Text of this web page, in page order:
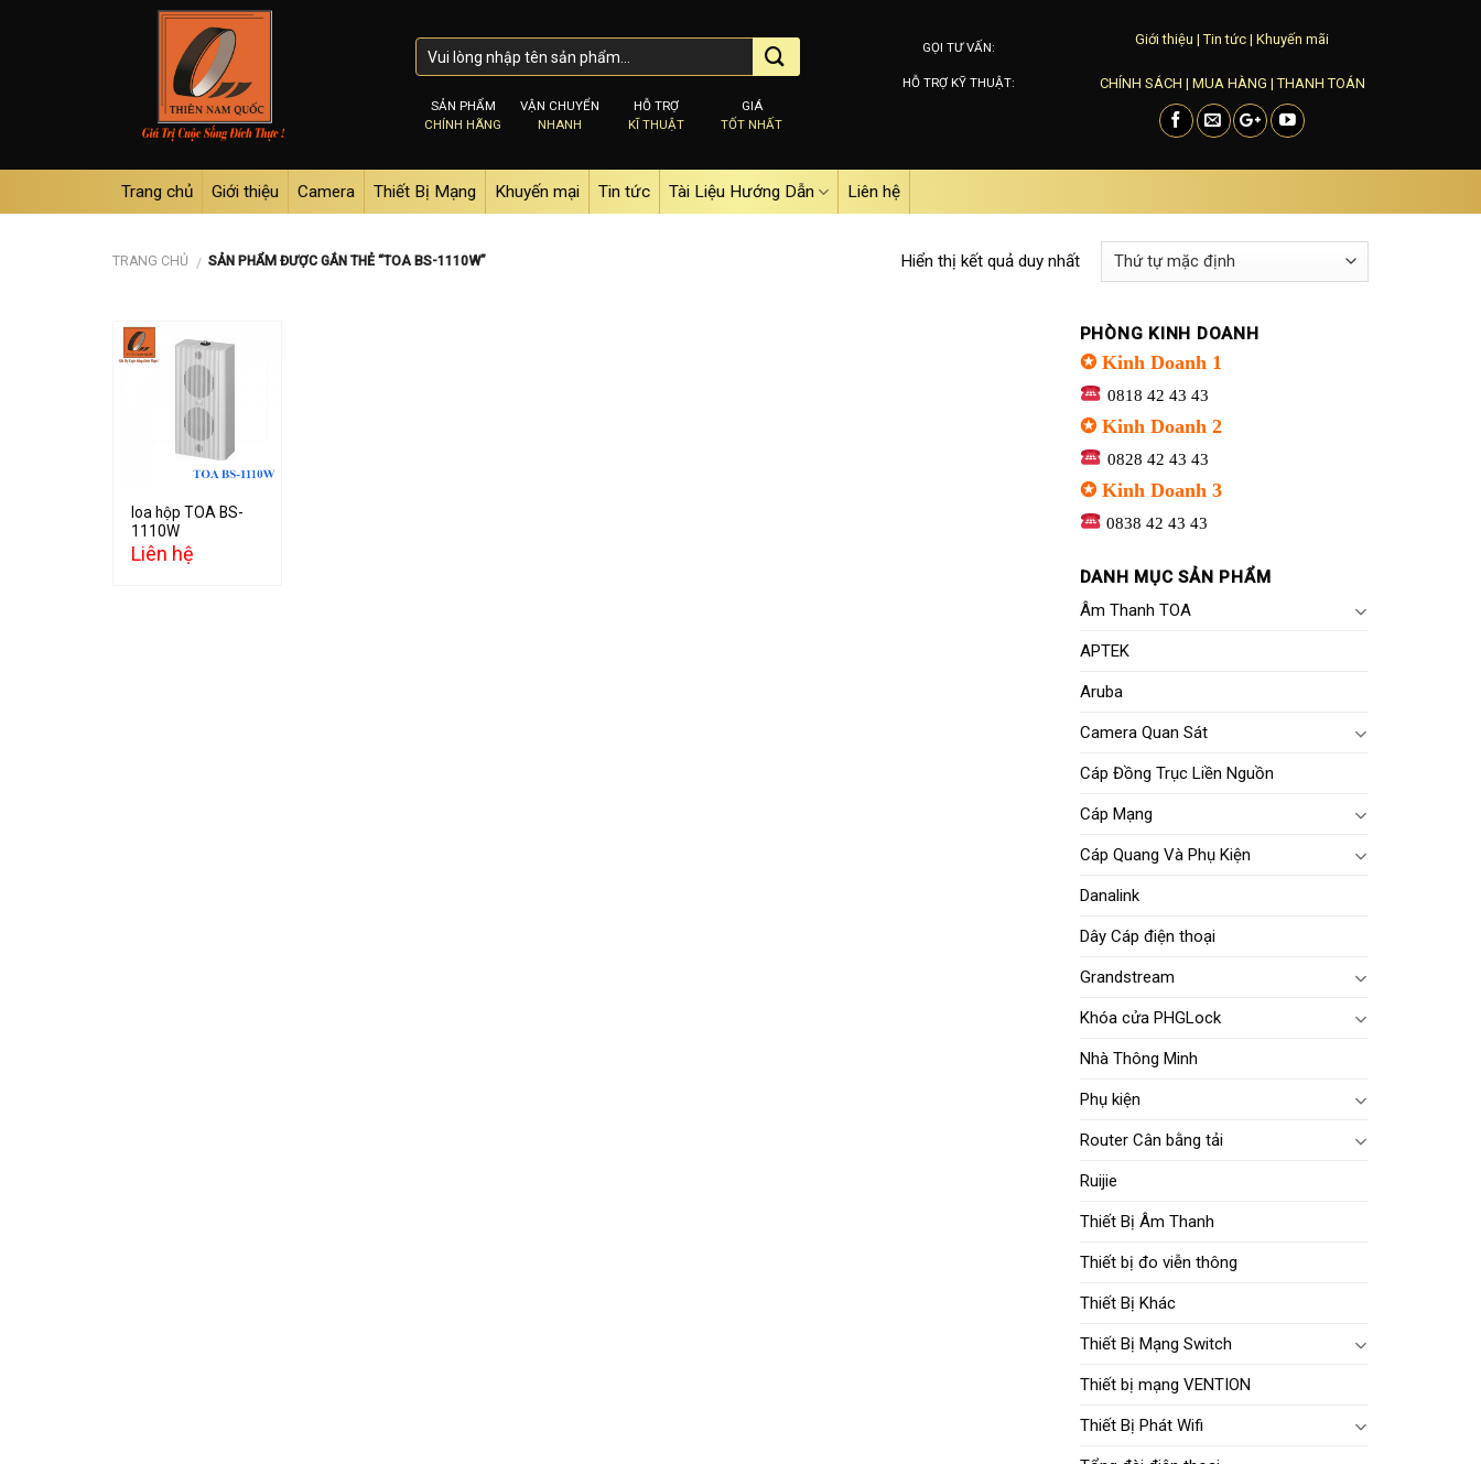
SẢN PHẨM
CHÍNH HÃNG
VẬN CHUYỂN
NHANH
HỖ TRỢ
KĨ THUẬT
GIÁ
TỐT NHẤT
GỌI TƯ VẤN:
HỖ TRỢ KỸ THUẬT:
Giới thiệu |Tin tức | Khuyến mãi
CHÍNH SÁCH | MUA HÀNG |THANH TOÁN
Trang chủ Giới thiệu Camera Thiết Bị Mạng Khuyến mại Tin tức Tài Liệu Hướng Dẫn Liên hệ
TRANG CHỦ / SẢN PHẨM ĐƯỢC GẮN THẺ “TOA BS-1110W” Hiển thị kết quả duy nhất
loa hộp TOA BS-
1110W
Liên hệ
PHÒNG KINH DOANH
✪ Kinh Doanh 1
0818 42 43 43
✪ Kinh Doanh 2
0828 42 43 43
✪ Kinh Doanh 3
0838 42 43 43
DANH MỤC SẢN PHẨM
Âm Thanh TOA
APTEK
Aruba
Camera Quan Sát
Cáp Đồng Trục Liền Nguồn
Cáp Mạng
Cáp Quang Và Phụ Kiện
Danalink
Dây Cáp điện thoại
Grandstream
Khóa cửa PHGLock
Nhà Thông Minh
Phụ kiện
Router Cân bằng tải
Ruijie
Thiết Bị Âm Thanh
Thiết bị đo viễn thông
Thiết Bị Khác
Thiết Bị Mạng Switch
Thiết bị mạng VENTION
Thiết Bị Phát Wifi